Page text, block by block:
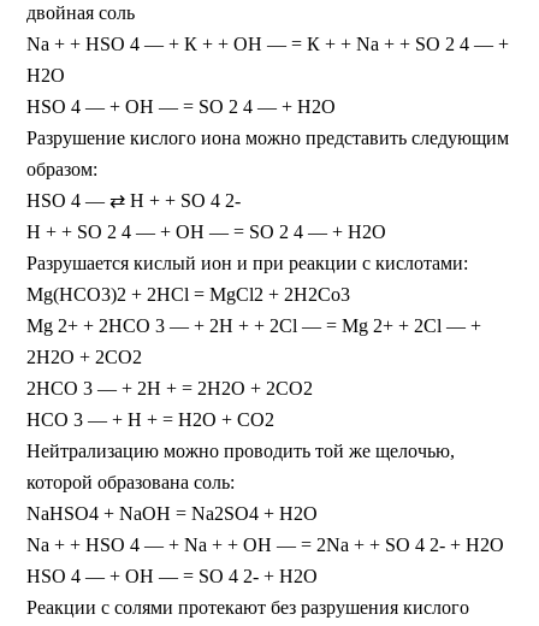
двойная соль
Na + + HSO 4 — + К + + ОН — = К + + Na + + SO 2 4 — +
Н2O
HSO 4 — + OH — = SO 2 4 — + Н2О
Разрушение кислого иона можно представить следующим
образом:
HSO 4 — ⇄ H + + SO 4 2-
H + + SO 2 4 — + OH — = SO 2 4 — + H2O
Разрушается кислый ион и при реакции с кислотами:
Mg(HCO3)2 + 2НСl = MgCl2 + 2Н2Сo3
Mg 2+ + 2НСО 3 — + 2Н + + 2Сl — = Mg 2+ + 2Сl — +
2Н2O + 2СO2
2НСО 3 — + 2Н + = 2Н2O + 2СO2
HCO 3 — + Н + = Н2O + СО2
Нейтрализацию можно проводить той же щелочью,
которой образована соль:
NaHSO4 + NaOH = Na2SO4 + Н2O
Na + + HSO 4 — + Na + + ОН — = 2Na + + SO 4 2- + H2O
HSO 4 — + OH — = SO 4 2- + Н2O
Реакции с солями протекают без разрушения кислого